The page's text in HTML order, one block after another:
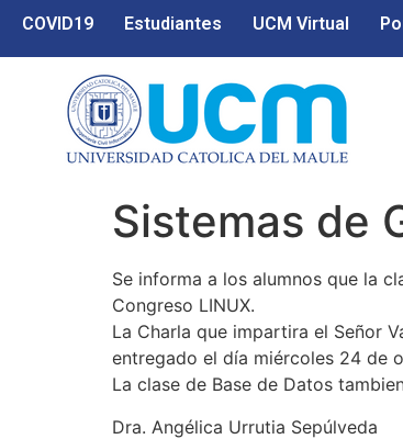
COVID19 Estudiantes UCM Virtual
Sistemas de
Se informa a los alumnos que la
Congreso LINUX.
La Charla que impartira el Señor
entregado el día miércoles 24 de
La clase de Base de Datos
Dra. Angélica Urrutia Sepúlveda